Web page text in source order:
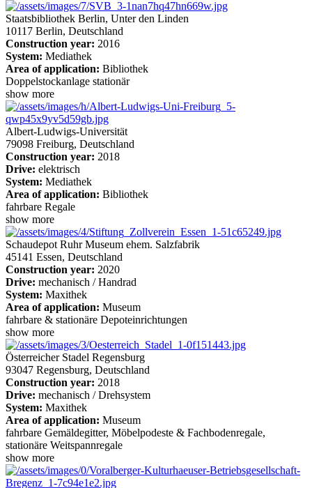
Staatsbibliothek Berlin, Unter den Linden
10117 Berlin, Deutschland
Construction year: 2016
System: Mediathek
Area of application: Bibliothek
Doppelstockanlage stationär
show more
Albert-Ludwigs-Universität
79098 Freiburg, Deutschland
Construction year: 2018
Drive: elektrisch
System: Mediathek
Area of application: Bibliothek
fahrbare Regale
show more
Schaudepot Ruhr Museum ehem. Salzfabrik
45141 Essen, Deutschland
Construction year: 2020
Drive: mechanisch / Handrad
System: Maxithek
Area of application: Museum
fahrbare & stationäre Depoteinrichtungen
show more
Österreicher Stadel Regensburg
93047 Regensburg, Deutschland
Construction year: 2018
Drive: mechanisch / Drehsystem
System: Maxithek
Area of application: Museum
fahrbare Gemäldegitter, Möbelpodeste & Fachbodenregale,
stationäre Weitspannregale
show more